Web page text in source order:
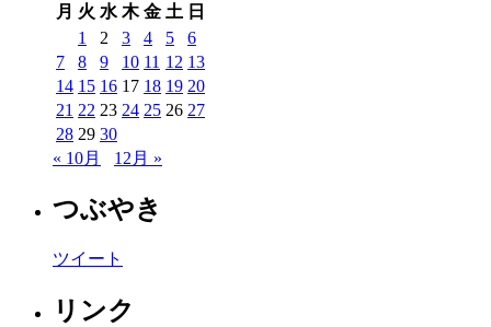
月 火 水 木 金 土 日
1
2 3 4 5
6
7
8 9 10 11 12 13
14 15 16 17 18 19 20
21 22 23 24 25 26 27
28 29 30
« 10月
12月 »
つぶやき
ツイート
リンク